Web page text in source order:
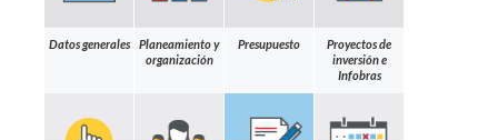
Datos generales
Planeamiento y
organización
Presupuesto
Proyectos de
inversión e
Infobras